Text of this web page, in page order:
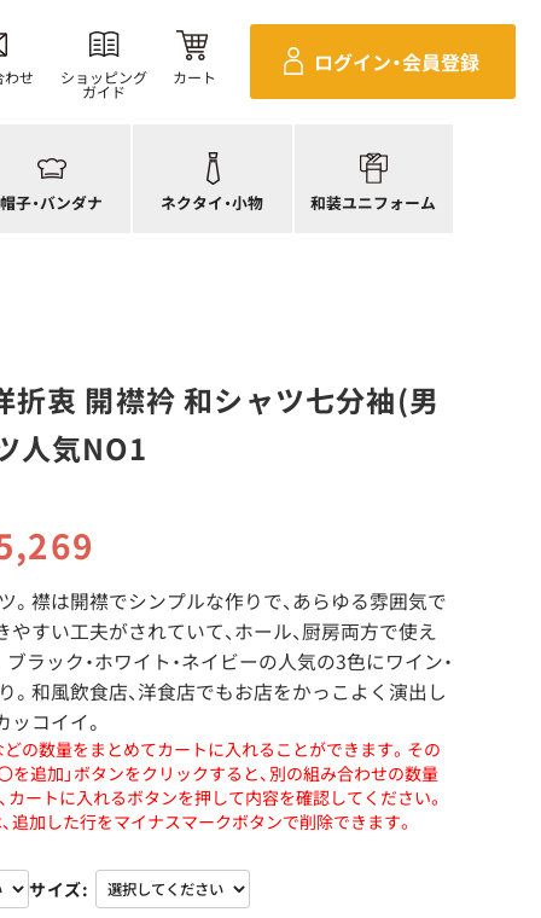
わせ ショッピング
ガイド
カート
ログイン・会員登録
帽子・バンダナ
ダナ
子
生帽子
アネット
ネクタイ・小物
四角巾
ポーチ・バッグ
リボン・スカーフ
クロスタイ
和装ユニフォーム
セパレボトムス(パンツ、スカート)
帯
きもの
折衷 開襟衿 和シャツ七分袖(男
人気NO1
。襟は開襟でシンプルな作りで、あらゆる雰囲気で
すい工夫がされていて、ホール、厨房両方で使え
ラック・ホワイト・ネイビーの人気の3色にワイン・
。和風飲食店、洋食店でもお店をかっこよく演出し
コイイ。
の数量をまとめてカートに入れることができます。その
を追加」ボタンをクリックすると、別の組み合わせの数量
カートに入れるボタンを押して内容を確認してください。
加した行をマイナスマークボタンで削除できます。
サイズ